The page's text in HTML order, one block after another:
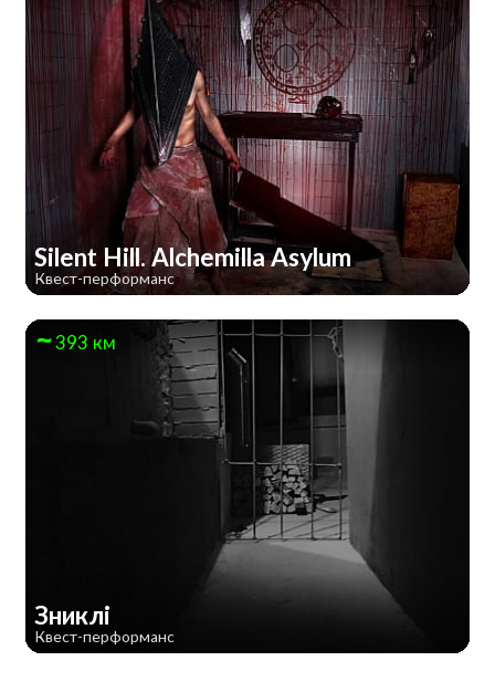
Silent Hill. Alchemilla Asylum
Квест-перформанс
393 км
Зниклі
Квест-перформанс